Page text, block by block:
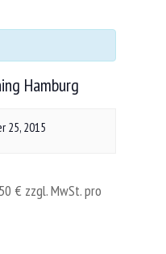
Hamburg
25, 2015
€ zzgl. MwSt. pro